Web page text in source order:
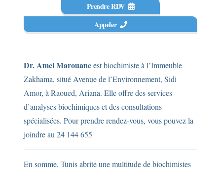
Prendre RDV
Appeler
Dr. Amel Marouaneest biochimiste à l’Immeuble
Zakhama, situé Avenue de l’Environnement, Sidi
Amor, à Raoued, Ariana. Elle offre des services
d’analyses biochimiques et des consultations
spécialisées. Pour prendre rendez-vous, vous pouvez la
joindre au 24 144 655
En somme, Tunis abrite une multitude de biochimistes